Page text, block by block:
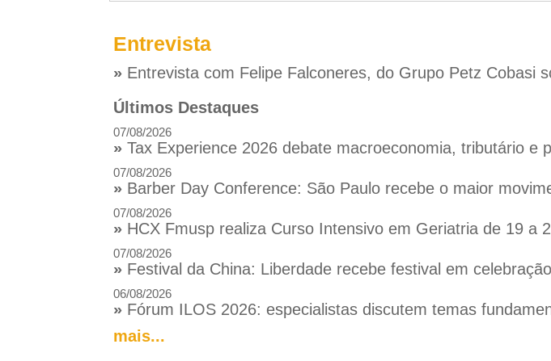
Entrevista
» Entrevista com Felipe Falconeres, do Grupo Petz Cobasi
Últimos Destaques
07/08/2026
» Tax Experience 2026 debate macroeconomia, tributário e
07/08/2026
» Barber Day Conference: São Paulo recebe o maior
07/08/2026
» HCX Fmusp realiza Curso Intensivo em Geriatria de 19 a
07/08/2026
» Festival da China: Liberdade recebe festival em
06/08/2026
» Fórum ILOS 2026: especialistas discutem temas
mais...